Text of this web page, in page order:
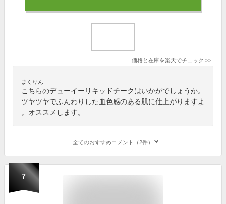
価格と在庫を楽天でチェック >>
まくりん
こちらのデューイーリキッドチークはいかがでしょうか。
ツヤツヤでふんわりした血色感のある肌に仕上がりますよ
。オススメします。
全てのおすすめコメント（2件）
7